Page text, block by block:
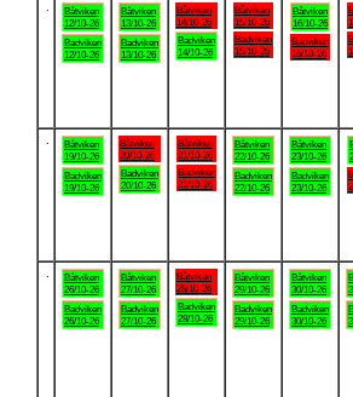
Båtviken
12/10-26
Badviken
12/10-26
Båtviken
13/10-26
Badviken
13/10-26
Båtviken
14/10-26
Badviken
14/10-26
Båtviken
15/10-26
Badviken
15/10-26
Båtviken
16/10-26
Badviken
16/10-26
Båtviken
19/10-26
Badviken
19/10-26
Båtviken
20/10-26
Badviken
20/10-26
Båtviken
21/10-26
Badviken
21/10-26
Båtviken
22/10-26
Badviken
22/10-26
Båtviken
23/10-26
Badviken
23/10-26
Båtviken
26/10-26
Badviken
26/10-26
Båtviken
27/10-26
Badviken
27/10-26
Båtviken
28/10-26
Badviken
28/10-26
Båtviken
29/10-26
Badviken
29/10-26
Båtviken
30/10-26
Badviken
30/10-26